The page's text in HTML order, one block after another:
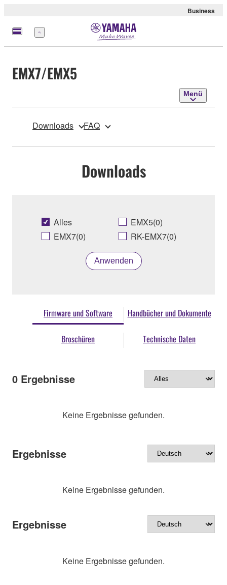
Business
Menü
EMX7/EMX5
Menü
Downloads FAQ
Downloads
Alles
EMX5(0)
EMX7(0)
RK-EMX7(0)
Anwenden
Firmware und Software Handbücher und Dokumente
Broschüren Technische Daten
0 Ergebnisse
Keine Ergebnisse gefunden.
Ergebnisse
Keine Ergebnisse gefunden.
Ergebnisse
Keine Ergebnisse gefunden.